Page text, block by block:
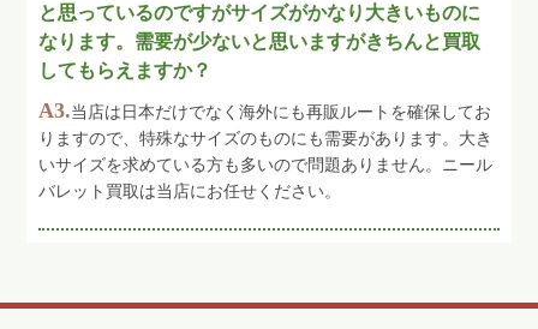
と思っているのですがサイズがかなり大きいものに
なります。需要が少ないと思いますがきちんと買取
してもらえますか？
A3.当店は日本だけでなく海外にも再販ルートを確保してお
りますので、特殊なサイズのものにも需要があります。大き
いサイズを求めている方も多いので問題ありません。ニール
バレット買取は当店にお任せください。